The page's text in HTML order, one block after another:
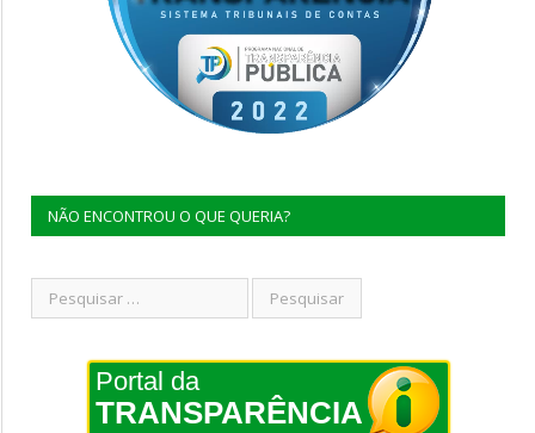
NÃO ENCONTROU O QUE QUERIA?
Portal da
TRANSPARÊNCIA